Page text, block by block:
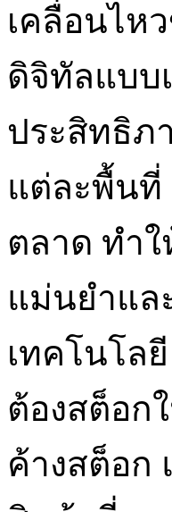
เคลื่อนไห
ดิจิทัลแบบ
ประสิทธิภ
แต่ละพื้นที่
ตลาด ทำ
แม่นยำแล
เทคโนโล
ต้องสต็อก
ค้างสต็อก